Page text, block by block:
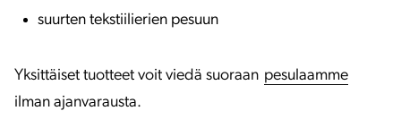
suurten tekstiilierien pesuun
Yksittäiset tuotteet voit viedä suoraan pesulaamme
ilman ajanvarausta.